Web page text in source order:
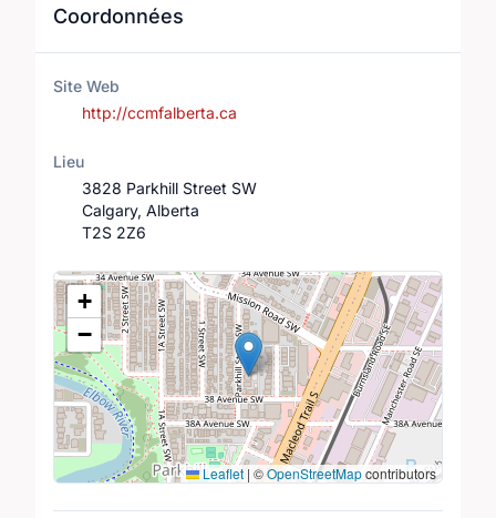
Coordonnées
Site Web
http://ccmfalberta.ca
Lieu
3828 Parkhill Street SW
Calgary, Alberta
T2S 2Z6
Lieu
+
−
Leaflet | ©OpenStreetMapcontributors